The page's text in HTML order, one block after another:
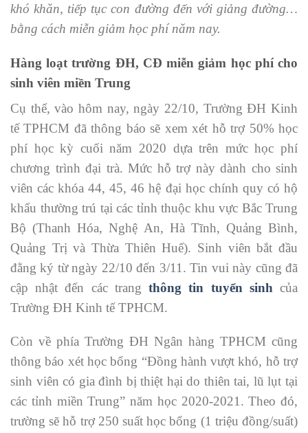
khó khăn, tiếp tục con đường đến với giảng đường…
bằng cách miễn giảm học phí năm nay.
Hàng loạt trường ĐH, CĐ miễn giảm học phí cho
sinh viên miền Trung
Cụ thể, vào hôm nay, ngày 22/10, Trường ĐH Kinh
tế TPHCM đã thông báo sẽ xem xét hỗ trợ 50% học
phí học kỳ cuối năm 2020 dựa trên mức học phí
chương trình đại trà. Mức hỗ trợ này dành cho sinh
viên các khóa 44, 45, 46 hệ đại học chính quy có hộ
khẩu thường trú tại các tỉnh thuộc khu vực Bắc Trung
Bộ (Thanh Hóa, Nghệ An, Hà Tĩnh, Quảng Bình,
Quảng Trị và Thừa Thiên Huế). Sinh viên bắt đầu
đằng ký từ ngày 22/10 đến 3/11. Tin vui này cũng đã
cập nhật đến các trangthông tin tuyển sinh của
Trường ĐH Kinh tế TPHCM.
Còn về phía Trường ĐH Ngân hàng TPHCM cũng
thông báo xét học bổng “Đồng hành vượt khó, hỗ trợ
sinh viên có gia đình bị thiệt hại do thiên tai, lũ lụt tại
các tỉnh miền Trung” năm học 2020-2021. Theo đó,
trường sẽ hỗ trợ 250 suất học bổng (1 triệu đồng/suất)